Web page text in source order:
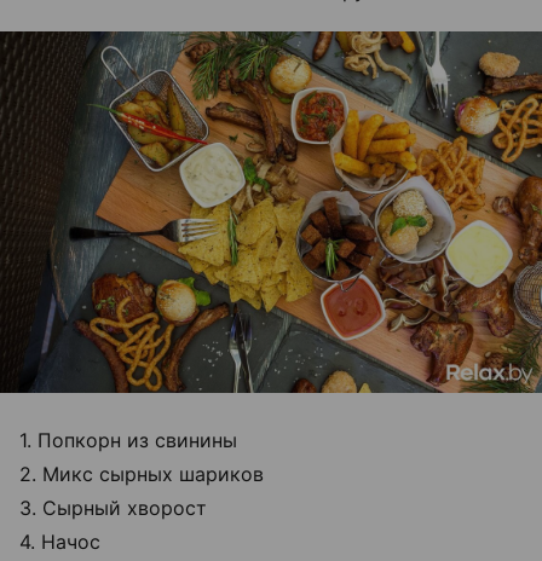
1. Попкорн из свинины
2. Микс сырных шариков
3. Сырный хворост
4. Начос